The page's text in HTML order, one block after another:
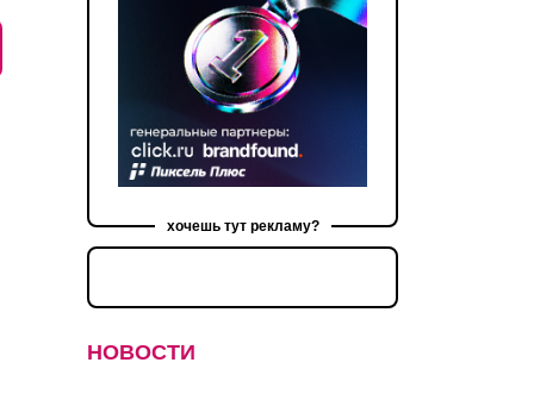
хочешь тут рекламу?
НОВОСТИ